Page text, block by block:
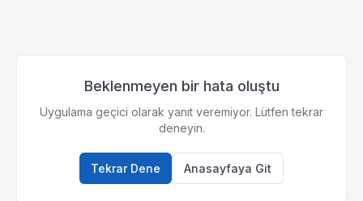
Beklenmeyen bir hata oluştu
Uygulama geçici olarak yanıt veremiyor. Lütfen tekrar
deneyin.
Tekrar Dene Anasayfaya Git